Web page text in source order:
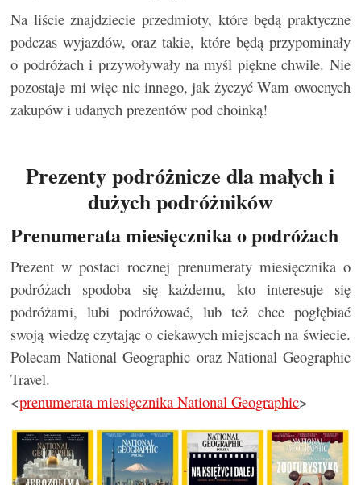
Na liście znajdziecie przedmioty, które będą praktyczne
podczas wyjazdów, oraz takie, które będą przypominały
o podróżach i przywoływały na myśl piękne chwile. Nie
pozostaje mi więc nic innego, jak życzyć Wam owocnych
zakupów i udanych prezentów pod choinką!
Prezenty podróżnicze dla małych i
dużych podróżników
Prenumerata miesięcznika o podróżach
Prezent w postaci rocznej prenumeraty miesięcznika o
podróżach spodoba się każdemu, kto interesuje się
podróżami, lubi podróżować, lub też chce pogłębiać
swoją wiedzę czytając o ciekawych miejscach na świecie.
Polecam National Geographic oraz National Geographic
Travel.
<prenumerata miesięcznika National Geographic>